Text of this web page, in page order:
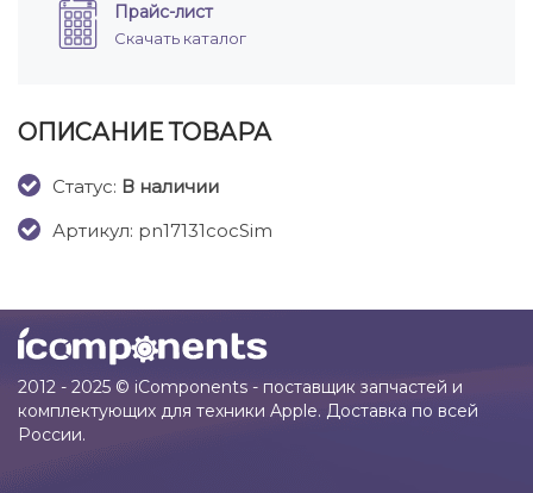
Прайс-лист
Скачать каталог
ОПИСАНИЕ ТОВАРА
Cтатус: В наличии
Артикул: pn17131cocSim
2012 - 2025 © iComponents - поставщик запчастей и
комплектующих для техники Apple. Доставка по всей
России.